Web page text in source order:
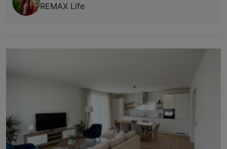
REMAX Life